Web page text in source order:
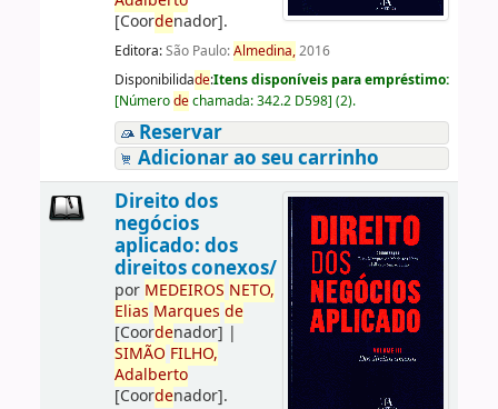
[Coordenador].
Editora:São Paulo:Almedina,2016
Disponibilidade:Itens disponíveis para empréstimo:
[Númerodechamada:342.2 D598] (2).
Reservar
Adicionar ao seu carrinho
Direito dos
negócios
aplicado: dos
direitos conexos/
por MEDEIROS NETO,
Elias Marques de
[Coordenador] |
SIMÃO FILHO,
Adalberto
[Coordenador].